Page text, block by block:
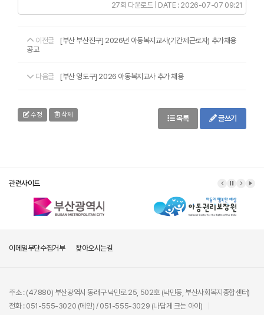
27회 다운로드 | DATE : 2026-07-07 09:21
이전글
[부산 부산진구] 2026년 아동복지교사(기간제근로자) 추가채용
공고
다음글 [부산 영도구] 2026 아동복지교사 추가 채용
수정 삭제 목록 글쓰기
관련사이트
이메일무단수집거부 찾아오시는길
주소 : (47880) 부산광역시 동래구 낙민로 25, 502호 (낙민동, 부산사회복지종합센터)
전화 : 051-555-3020 (메인) / 051-555-3029 (나답게 크는 아이)